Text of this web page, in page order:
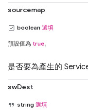
sourcemap
boolean 選填
預設值為 true。
是否要為產生的
swDest
string 選填